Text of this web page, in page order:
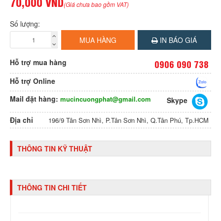
(Giá chưa bao gồm VAT)
Số lượng:
MUA HÀNG
IN BÁO GIÁ
Hỗ trợ mua hàng 0906 090 738
Hỗ trợ Online
Mail đặt hàng: mucincuongphat@gmail.com
Skype
Địa chỉ
196/9 Tân Sơn Nhì, P.Tân Sơn Nhì, Q.Tân Phú, Tp.HCM
THÔNG TIN KỸ THUẬT
THÔNG TIN CHI TIẾT